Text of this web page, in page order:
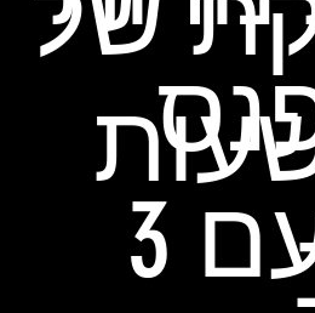
פנס עם 3
4 שעות